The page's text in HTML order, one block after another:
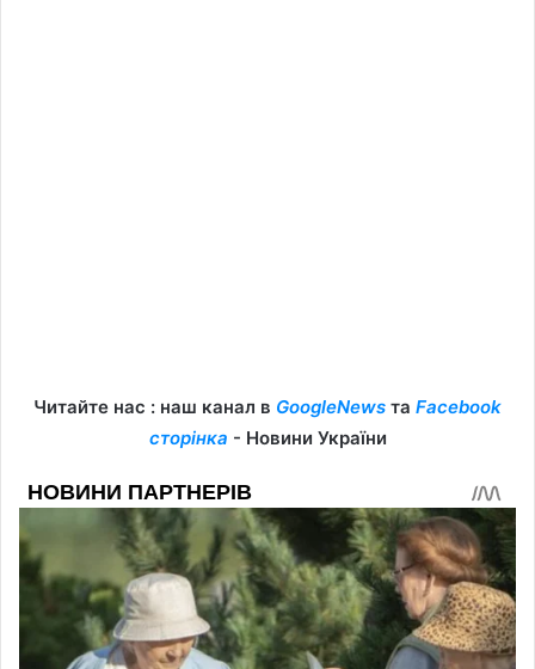
Читайте нас : наш канал в GoogleNews та Facebook
сторінка - Новини України